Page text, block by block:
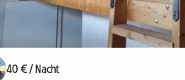
40 € / Nacht